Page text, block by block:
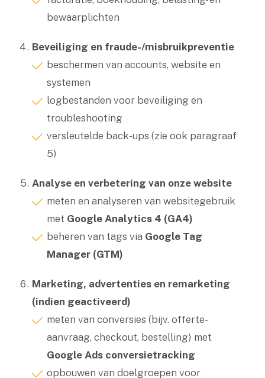
bewaarplichten
Beveiliging en fraude-/misbruikpreventie
beschermen van accounts, website en
systemen
logbestanden voor beveiliging en
troubleshooting
versleutelde back-ups (zie ook paragraaf
5)
Analyse en verbetering van onze website
meten en analyseren van websitegebruik
met Google Analytics 4 (GA4)
beheren van tags via Google Tag
Manager (GTM)
Marketing, advertenties en remarketing
(indien geactiveerd)
meten van conversies (bijv. offerte-
aanvraag, checkout, bestelling) met
Google Ads conversietracking
opbouwen van doelgroepen voor